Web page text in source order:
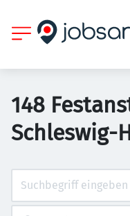
148
Schleswig-